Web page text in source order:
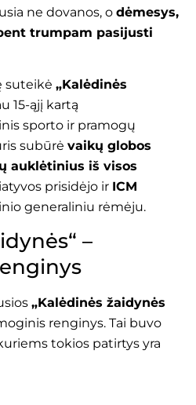
ne dovanos, o dėmesys,
trumpam pasijusti
suteikė „Kalėdinės
15-ąjį kartą
sporto ir pramogų
subūrė vaikų globos
auklėtinius iš visos
prisidėjo ir ICM
generaliniu rėmėju.
–
„Kalėdinės žaidynės
renginys. Tai buvo
tokios patirtys yra